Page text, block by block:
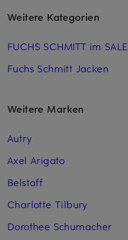
Weitere Kategorien
FUCHS SCHMITT im SALE
Fuchs Schmitt Jacken
Weitere Marken
Autry
Axel Arigato
Belstaff
Charlotte Tilbury
Dorothee Schumacher